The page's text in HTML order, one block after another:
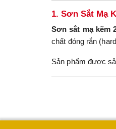
1. Sơn Sắt Mạ
Sơn sắt mạ kẽm
chất đóng rắn
Sản phẩm được
bám dính